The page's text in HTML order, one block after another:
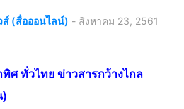
(สื่อออนไลน์) - สิงหาคม 23, 2561
ศ ทั่วไทย ข่าวสารกว้างไกล
)